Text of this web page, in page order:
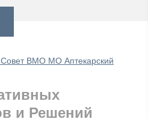
ВМО МО Аптекарский
и Решений